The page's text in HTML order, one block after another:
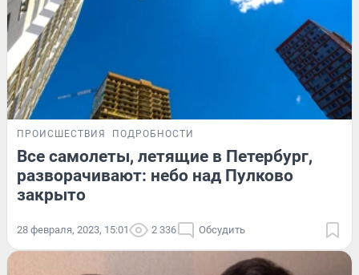
ПРОИСШЕСТВИЯ ПОДРОБНОСТИ
Все самолеты, летящие в Петербург,
разворачивают: небо над Пулково
закрыто
28 февраля, 2023, 15:01 2 336 Обсудить